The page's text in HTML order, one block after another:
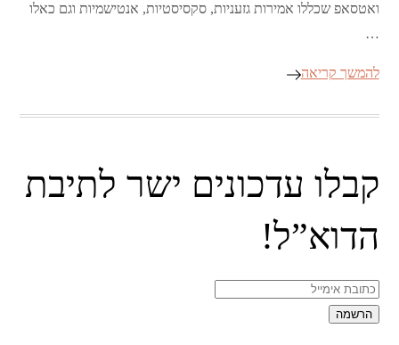
ואטסאפ שכללו אמירות גזעניות, סקסיסטיות, אנטישמיות וגם כאלו
…
להמשך קריאה
קבלו עדכונים ישר לתיבת
הדוא”ל!